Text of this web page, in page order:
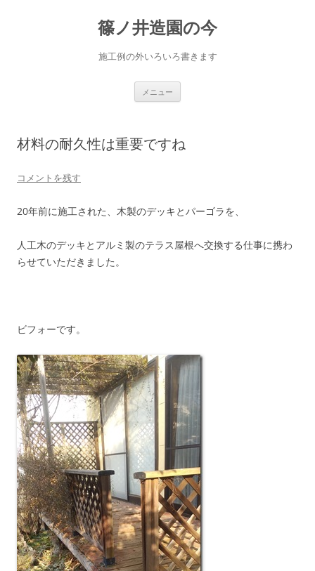
篠ノ井造園の今
施工例の外いろいろ書きます
メニュー
ス
キ
材料の耐久性は重要ですね
コメントを残す
20年前に施工された、木製のデッキとパーゴラを、
人工木のデッキとアルミ製のテラス屋根へ交換する仕事に携わ
らせていただきました。
ビフォーです。